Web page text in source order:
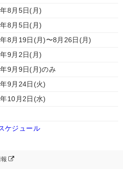
8月5日(月)
8月5日(月)
8月19日(月)〜8月26日(月)
9月2日(月)
9月9日(月)のみ
9月24日(火)
10月2日(水)
ケジュール